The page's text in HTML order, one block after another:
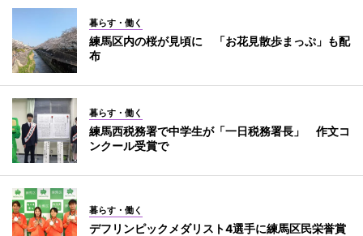
暮らす・働く
練馬区内の桜が見頃に 「お花見散歩まっぷ」も配
布
暮らす・働く
練馬西税務署で中学生が「一日税務署長」 作文コ
ンクール受賞で
暮らす・働く
デフリンピックメダリスト4選手に練馬区民栄誉賞